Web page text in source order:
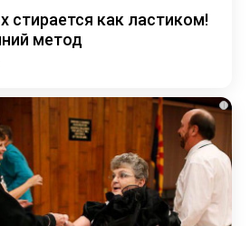
стирается как ластиком!
метод
i